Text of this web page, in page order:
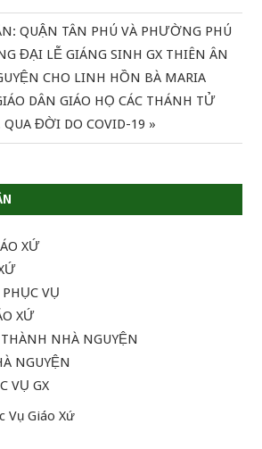
XỨ
VỤ
XỨ
NHÀ NGUYỆN
NGUYỆN
VỤ GX
Vụ Giáo Xứ
QUẬN TÂN PHÚ VÀ PHƯỜNG PHÚ
ĐẠI LỄ GIÁNG SINH GX THIÊN ÂN
CHO LINH HỒN BÀ MARIA
DÂN GIÁO HỌ CÁC THÁNH TỬ
ĐỜI DO COVID-19